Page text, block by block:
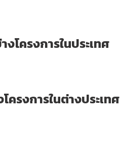
โครงการในประเทศ
ครงการในต่างประเทศ